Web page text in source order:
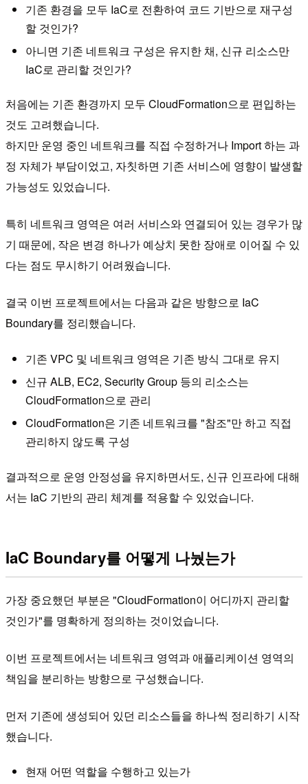
기존 환경을 모두 IaC로 전환하여 코드 기반으로 재구성
할 것인가?
아니면 기존 네트워크 구성은 유지한 채, 신규 리소스만
IaC로 관리할 것인가?
처음에는 기존 환경까지 모두 CloudFormation으로 편입하는
것도 고려했습니다.
하지만 운영 중인 네트워크를 직접 수정하거나 Import 하는 과
정 자체가 부담이었고, 자칫하면 기존 서비스에 영향이 발생할
가능성도 있었습니다.
특히 네트워크 영역은 여러 서비스와 연결되어 있는 경우가 많
기 때문에, 작은 변경 하나가 예상치 못한 장애로 이어질 수 있
다는 점도 무시하기 어려웠습니다.
결국 이번 프로젝트에서는 다음과 같은 방향으로 IaC
Boundary를 정리했습니다.
기존 VPC 및 네트워크 영역은 기존 방식 그대로 유지
신규 ALB, EC2, Security Group 등의 리소스는
CloudFormation으로 관리
CloudFormation은 기존 네트워크를 "참조"만 하고 직접
관리하지 않도록 구성
결과적으로 운영 안정성을 유지하면서도, 신규 인프라에 대해
서는 IaC 기반의 관리 체계를 적용할 수 있었습니다.
IaC Boundary를 어떻게 나눴는가
가장 중요했던 부분은 "CloudFormation이 어디까지 관리할
것인가"를 명확하게 정의하는 것이었습니다.
이번 프로젝트에서는 네트워크 영역과 애플리케이션 영역의
책임을 분리하는 방향으로 구성했습니다.
먼저 기존에 생성되어 있던 리소스들을 하나씩 정리하기 시작
했습니다.
현재 어떤 역할을 수행하고 있는가